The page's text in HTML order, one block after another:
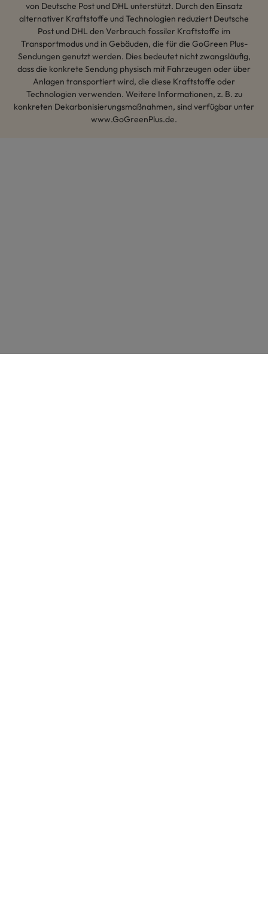
von Deutsche Post und DHL unterstützt. Durch den Einsatz
alternativer Kraftstoffe und Technologien reduziert Deutsche
Post und DHL den Verbrauch fossiler Kraftstoffe im
Transportmodus und in Gebäuden, die für die GoGreen Plus-
Sendungen genutzt werden. Dies bedeutet nicht zwangsläufig,
dass die konkrete Sendung physisch mit Fahrzeugen oder über
Anlagen transportiert wird, die diese Kraftstoffe oder
Technologien verwenden. Weitere Informationen, z. B. zu
konkreten Dekarbonisierungsmaßnahmen, sind verfügbar unter
www.GoGreenPlus.de.